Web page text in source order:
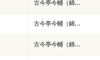
古今亭今輔（錦…
古今亭今輔（錦…
古今亭今輔（錦…